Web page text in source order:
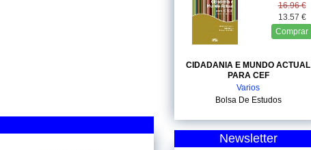
16.96 €
13.57 €
Comprar
CIDADANIA E MUNDO ACTUAL
PARA CEF
Varios
Bolsa De Estudos
Newsletter